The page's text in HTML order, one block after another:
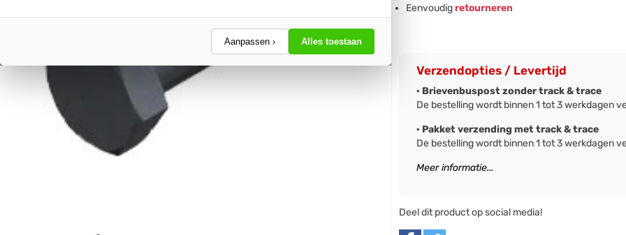
Aanpassen › Alles toestaan
Eenvoudigretourneren
Verzendopties / Levertijd
· Brievenbuspost zonder track & trace
De bestelling wordt binnen 1 tot 3 werkdagen
· Pakket verzending met track & trace
De bestelling wordt binnen 1 tot 3 werkdagen
Meer informatie...
Deel dit product op social media!